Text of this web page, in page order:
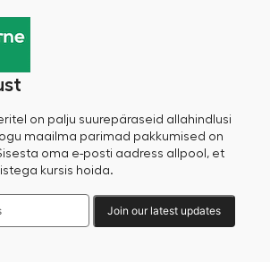
on palju suurepäraseid allahindlusi
maailma parimad pakkumised on
oma e-posti aadress allpool, et
kursis hoida.
Join our latest updates